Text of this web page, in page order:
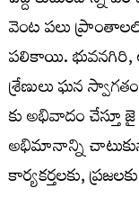
వెంట పలు
పలికాయి. భువనగిరి,
శ్రేణులు ఘన
కు అభివాదం చేస్తూ
అభిమానాన్ని
కార్యకర్తలకు,